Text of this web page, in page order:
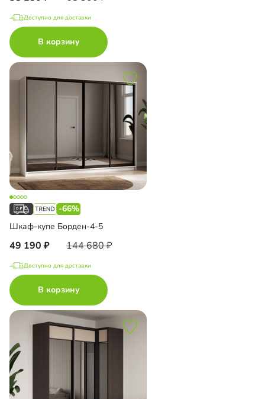
Доступно для доставки
В корзину
-66%
Шкаф-купе Борден-4-5
49 190 144 680
Доступно для доставки
В корзину